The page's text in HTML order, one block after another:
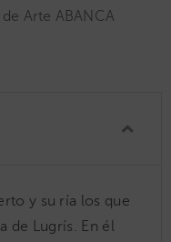
Arte ABANCA
y su ría los que
de Lugrís. En él